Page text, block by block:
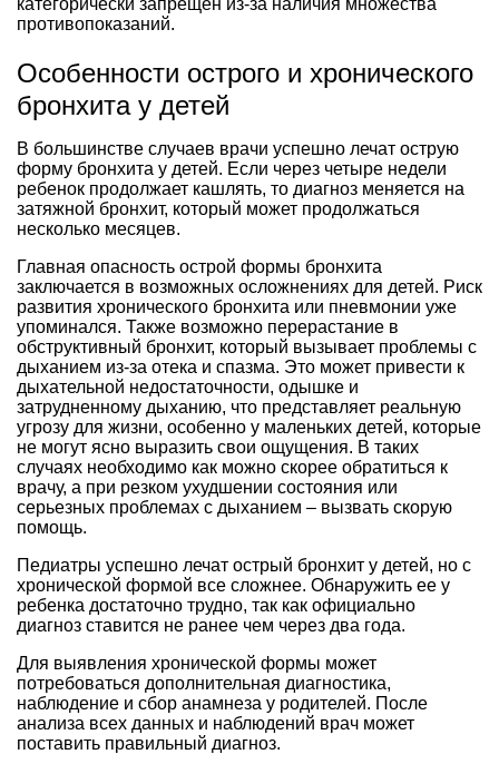
категорически запрещен из-за наличия множества
противопоказаний.
Особенности острого и хронического
бронхита у детей
В большинстве случаев врачи успешно лечат острую
форму бронхита у детей. Если через четыре недели
ребенок продолжает кашлять, то диагноз меняется на
затяжной бронхит, который может продолжаться
несколько месяцев.
Главная опасность острой формы бронхита
заключается в возможных осложнениях для детей. Риск
развития хронического бронхита или пневмонии уже
упоминался. Также возможно перерастание в
обструктивный бронхит, который вызывает проблемы с
дыханием из-за отека и спазма. Это может привести к
дыхательной недостаточности, одышке и
затрудненному дыханию, что представляет реальную
угрозу для жизни, особенно у маленьких детей, которые
не могут ясно выразить свои ощущения. В таких
случаях необходимо как можно скорее обратиться к
врачу, а при резком ухудшении состояния или
серьезных проблемах с дыханием – вызвать скорую
помощь.
Педиатры успешно лечат острый бронхит у детей, но с
хронической формой все сложнее. Обнаружить ее у
ребенка достаточно трудно, так как официально
диагноз ставится не ранее чем через два года.
Для выявления хронической формы может
потребоваться дополнительная диагностика,
наблюдение и сбор анамнеза у родителей. После
анализа всех данных и наблюдений врач может
поставить правильный диагноз.